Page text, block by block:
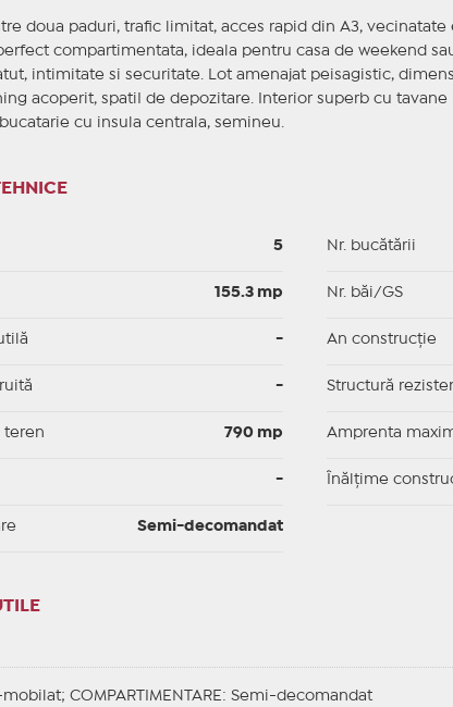
doua paduri, trafic limitat, acces rapid din A3, vecinatate
compartimentata, ideala pentru casa de weekend
intimitate si securitate. Lot amenajat peisagistic,
acoperit, spatiI de depozitare. Interior superb cu tavane
cu insula centrala, semineu.
5
155.3 mp
-
-
teren 790 mp
-
Semi-decomandat
Nr. bucătării
Nr. băi/GS
An construcție
Structură
Amprenta
Înălțime
mobilat; COMPARTIMENTARE : Semi-decomandat